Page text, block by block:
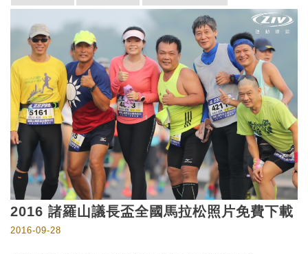
2016 諸羅山議長盃全國馬拉松照片免費下載
2016-09-28